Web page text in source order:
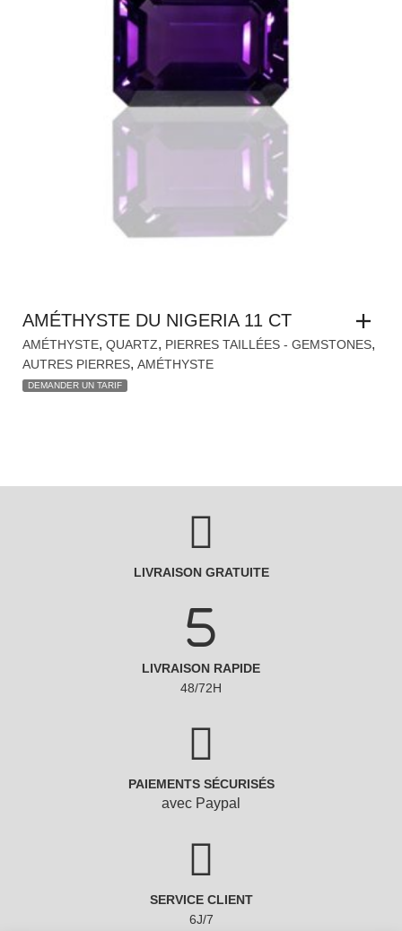
AMÉTHYSTE DU NIGERIA 11 CT
AMÉTHYSTE, QUARTZ, PIERRES TAILLÉES - GEMSTONES,
AUTRES PIERRES, AMÉTHYSTE
DEMANDER UN TARIF
LIVRAISON GRATUITE
LIVRAISON RAPIDE
48/72H
PAIEMENTS SÉCURISÉS
avec Paypal
SERVICE CLIENT
6J/7